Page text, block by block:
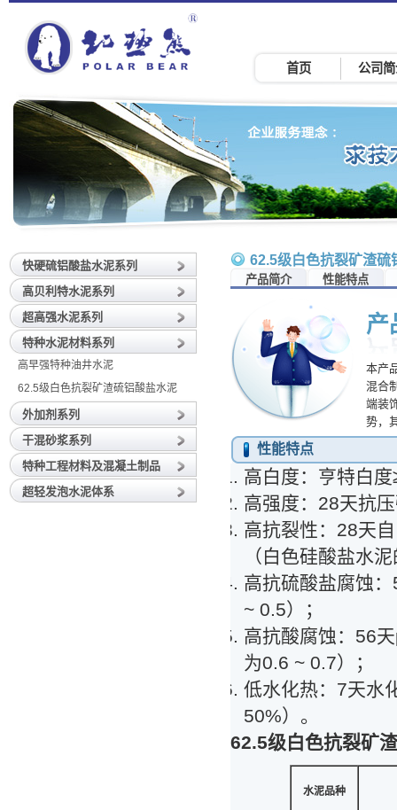
首页 公司
62.5级白色抗裂矿渣硫
产品简介 性能特点
产
本产
混合
端装
势，
性能特点
高白度：亨特白
高强度：28天抗
高抗裂性：28天
（白色硅酸盐水
高抗硫酸盐腐蚀
~ 0.5）；
高抗酸腐蚀：56
为0.6 ~ 0.7）；
低水化热：7天水
50%）。
62.5级白色抗裂矿
水泥品种
快硬硫铝酸盐水泥系列
高贝利特水泥系列
超高强水泥系列
特种水泥材料系列
高早强特种油井水泥
62.5级白色抗裂矿渣硫铝酸盐水泥
外加剂系列
干混砂浆系列
特种工程材料及混凝土制品
超轻发泡水泥体系